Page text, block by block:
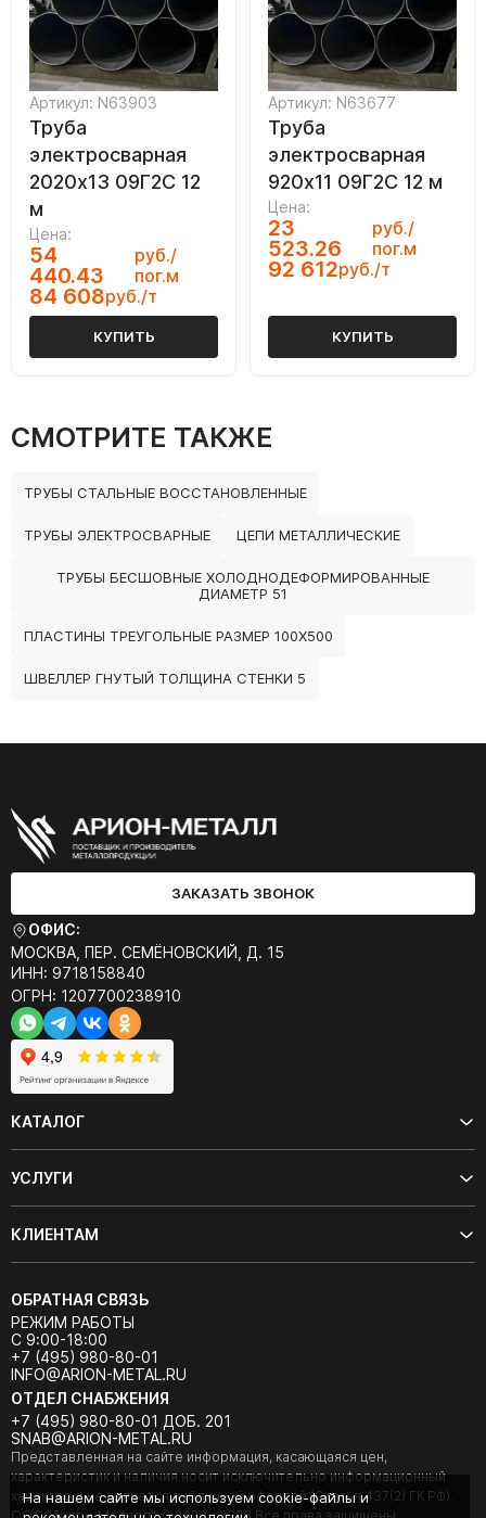
Артикул: N63903
Труба
электросварная
2020х13 09Г2С 12
м
Цена:
54
440.43
руб./
пог.м
84 608руб./т
КУПИТЬ
Артикул: N63677
Труба
электросварная
920х11 09Г2С 12 м
Цена:
23
523.26
руб./
пог.м
92 612руб./т
КУПИТЬ
СМОТРИТЕ ТАКЖЕ
ТРУБЫ СТАЛЬНЫЕ ВОССТАНОВЛЕННЫЕ
ТРУБЫ ЭЛЕКТРОСВАРНЫЕ ЦЕПИ МЕТАЛЛИЧЕСКИЕ
ТРУБЫ БЕСШОВНЫЕ ХОЛОДНОДЕФОРМИРОВАННЫЕ
ДИАМЕТР 51
ПЛАСТИНЫ ТРЕУГОЛЬНЫЕ РАЗМЕР 100Х500
ШВЕЛЛЕР ГНУТЫЙ ТОЛЩИНА СТЕНКИ 5
ЗАКАЗАТЬ ЗВОНОК
ОФИС:
МОСКВА, ПЕР. СЕМЁНОВСКИЙ, Д. 15
ИНН: 9718158840
ОГРН: 1207700238910
КАТАЛОГ
УСЛУГИ
КЛИЕНТАМ
ОБРАТНАЯ СВЯЗЬ
РЕЖИМ РАБОТЫ
С 9:00-18:00
+7 (495) 980-80-01
INFO@ARION-METAL.RU
ОТДЕЛ СНАБЖЕНИЯ
+7 (495) 980-80-01 ДОБ. 201
SNAB@ARION-METAL.RU
Представленная на сайте информация, касающаяся цен,
характеристик и наличия носит исключительно информационный
характер и не является публичной офертой (Статья 437(2) ГК РФ).
На нашем сайте мы используем cookie-файлы и